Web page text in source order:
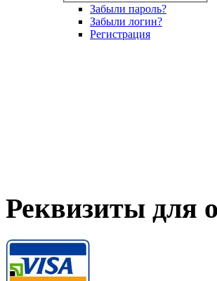
Забыли пароль?
Забыли логин?
Регистрация
Реквизиты для